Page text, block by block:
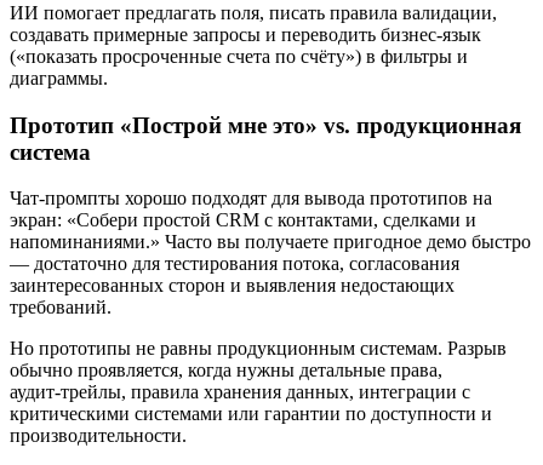
ИИ помогает предлагать поля, писать правила валидации,
создавать примерные запросы и переводить бизнес‑язык
(«показать просроченные счета по счёту») в фильтры и
диаграммы.
Прототип «Построй мне это» vs. продукционная
система
Чат‑промпты хорошо подходят для вывода прототипов на
экран: «Собери простой CRM с контактами, сделками и
напоминаниями.» Часто вы получаете пригодное демо быстро
— достаточно для тестирования потока, согласования
заинтересованных сторон и выявления недостающих
требований.
Но прототипы не равны продукционным системам. Разрыв
обычно проявляется, когда нужны детальные права,
аудит‑трейлы, правила хранения данных, интеграции с
критическими системами или гарантии по доступности и
производительности.